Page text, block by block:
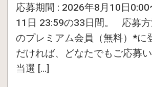
応募期間 : 2026年8月10日
11日 23:59の33日間。 応募方
のプレミアム会員（無料）*に
だければ、どなたでもご応募い
当選 […]